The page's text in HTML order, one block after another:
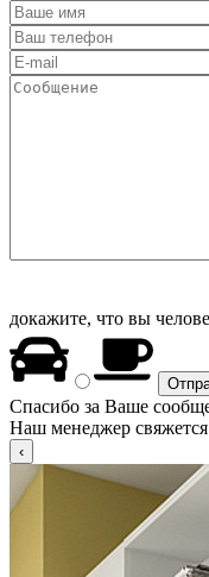
докажите, что вы
Спасибо за Ваше
Наш менеджер